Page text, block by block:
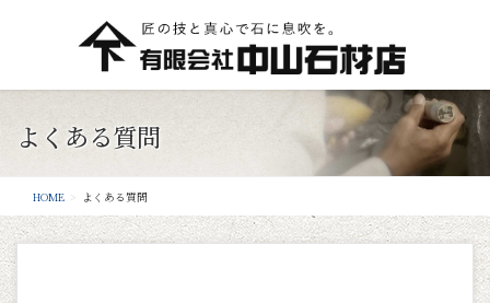
よくある質問
HOME よくある質問